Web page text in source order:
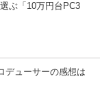
ぶ「10万円台PC3
デューサーの感想は